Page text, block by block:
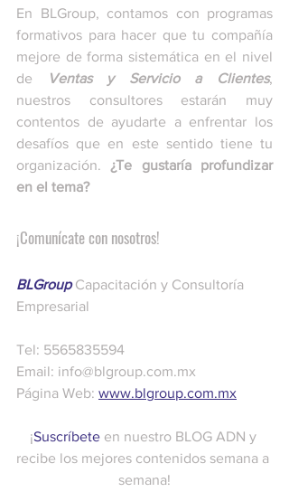
En BLGroup, contamos con programas
formativos para hacer que tu compañía
mejore de forma sistemática en el nivel
de
Ventas y Servicio a Clientes,
nuestros consultores estarán muy
contentos de ayudarte a enfrentar los
desafíos que en este sentido tiene tu
organización. ¿Te gustaría profundizar
en el tema?
¡Comunícate con nosotros!
BLGroup Capacitación y Consultoría
Empresarial
Tel: 5565835594
Email: info@blgroup.com.mx
Página Web: www.blgroup.com.mx
¡Suscríbete en nuestro BLOG ADN y
recibe los mejores contenidos semana a
semana!